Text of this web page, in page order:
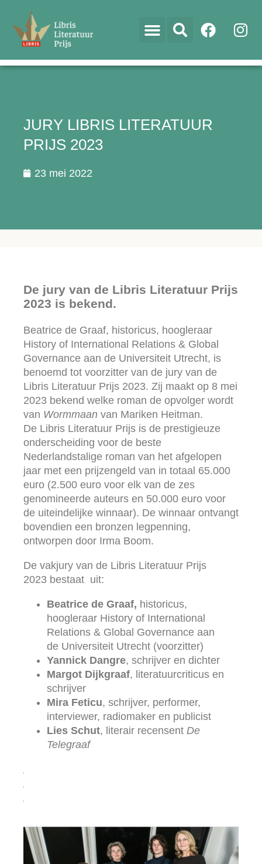
JURY LIBRIS LITERATUUR
PRIJS 2023
23 mei 2022
De jury van de Libris Literatuur Prijs
2023 is bekend.
Beatrice de Graaf, historicus, hoogleraar
History of International Relations & Global
Governance aan de Universiteit Utrecht, is
benoemd tot voorzitter van de jury van de
Libris Literatuur Prijs 2023. Zij maakt op 8 mei
2023 bekend welke roman de opvolger wordt
van Wormmaan van Mariken Heitman.
De Libris Literatuur Prijs is de prestigieuze
onderscheiding voor de beste
Nederlandstalige roman van het afgelopen
jaar met een prijzengeld van in totaal 65.000
euro (2.500 euro voor elk van de zes
genomineerde auteurs en 50.000 euro voor
de uiteindelijke winnaar). De winnaar ontvangt
bovendien een bronzen legpenning,
ontworpen door Irma Boom.
De vakjury van de Libris Literatuur Prijs
2023 bestaat uit:
Beatrice de Graaf, historicus,
hoogleraar History of International
Relations & Global Governance aan
de Universiteit Utrecht (voorzitter)
Yannick Dangre, schrijver en dichter
Margot Dijkgraaf, literatuurcriticus en
schrijver
Mira Feticu, schrijver, performer,
interviewer, radiomaker en publicist
Lies Schut, literair recensent De
Telegraaf